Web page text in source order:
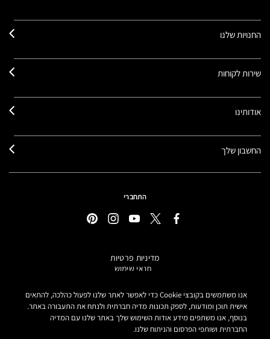
החנויות שלנו
שירות לקוחות
אודותינו
החשבון שלך
התחברי
מדיניות פרטיות
תנאי שימוש
מידע על מוצרים מזוייפים
הצהרת נגישות
הגדרות קובצי COOKIE
MAKE-UP ART COSMETICS© מאק קוסמטיקס כל הזכויות שמורות.
אנו משתמשים בקובצי Cookie כדי לאפשר לאתר שלנו לפעול כהלכה, להתאים
אישית תוכן ומודעות, לספק תכונות מדיה חברתית ולנתח את התעבורה באתר.
בנוסף, אנו משתפים מידע אודות השימוש שלך באתר שלנו עם המדיה
החברתית ושותפי הפרסום והניתוח שלנו.